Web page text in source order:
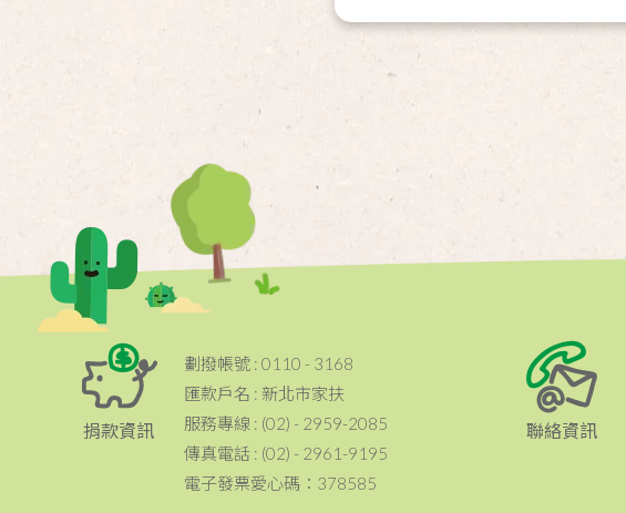
捐款資訊
劃撥帳號 : 0110 - 3168
匯款戶名 : 新北市家扶
服務專線 : (02) - 2959-2085
傳真電話 : (02) - 2961-9195
電子發票愛心碼：378585
聯絡資訊